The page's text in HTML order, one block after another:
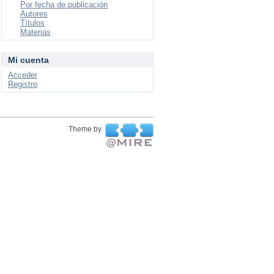
Por fecha de publicación
Autores
Títulos
Materias
Mi cuenta
Acceder
Registro
Theme by